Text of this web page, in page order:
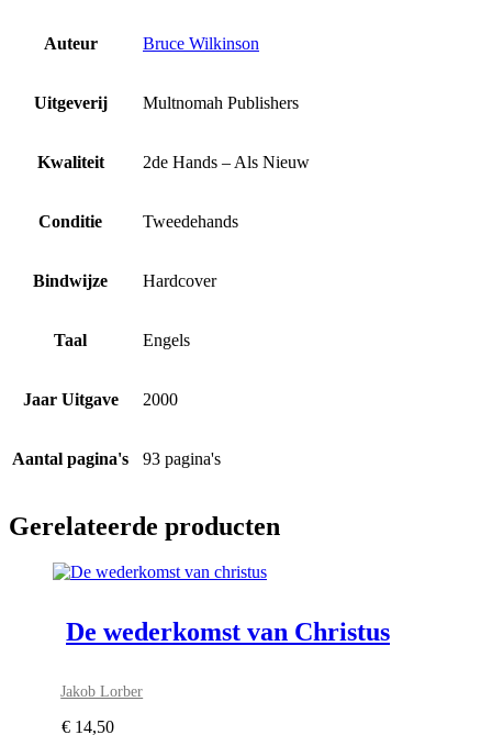
Auteur Bruce Wilkinson
Uitgeverij Multnomah Publishers
Kwaliteit 2de Hands – Als Nieuw
Conditie Tweedehands
Bindwijze Hardcover
Taal Engels
Jaar Uitgave 2000
Aantal pagina's 93 pagina's
Gerelateerde producten
De wederkomst van Christus
Jakob Lorber
€ 14,50